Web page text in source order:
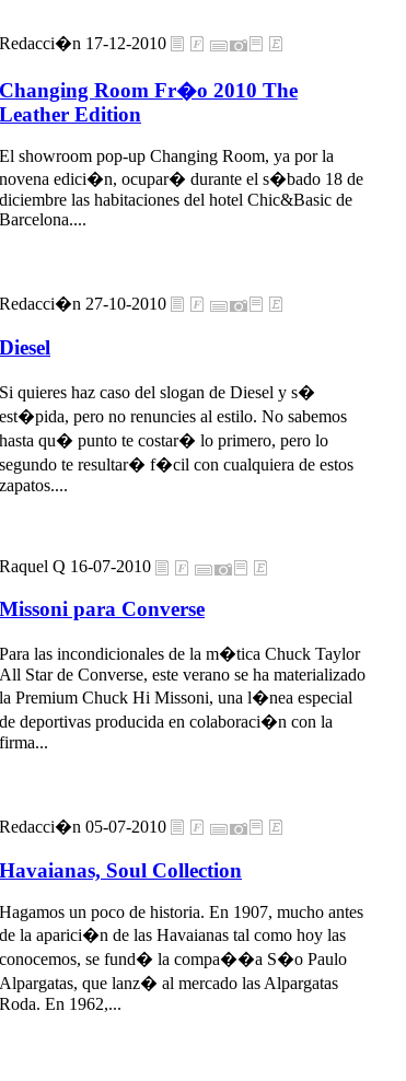
Redacci�n 17-12-2010
Changing Room Fr�o 2010 The
Leather Edition
El showroom pop-up Changing Room, ya por la
novena edici�n, ocupar� durante el s�bado 18 de
diciembre las habitaciones del hotel Chic&Basic de
Barcelona....
Redacci�n 27-10-2010
Diesel
Si quieres haz caso del slogan de Diesel y s�
est�pida, pero no renuncies al estilo. No sabemos
hasta qu� punto te costar� lo primero, pero lo
segundo te resultar� f�cil con cualquiera de estos
zapatos....
Raquel Q 16-07-2010
Missoni para Converse
Para las incondicionales de la m�tica Chuck Taylor
All Star de Converse, este verano se ha materializado
la Premium Chuck Hi Missoni, una l�nea especial
de deportivas producida en colaboraci�n con la
firma...
Redacci�n 05-07-2010
Havaianas, Soul Collection
Hagamos un poco de historia. En 1907, mucho antes
de la aparici�n de las Havaianas tal como hoy las
conocemos, se fund� la compa��a S�o Paulo
Alpargatas, que lanz� al mercado las Alpargatas
Roda. En 1962,...